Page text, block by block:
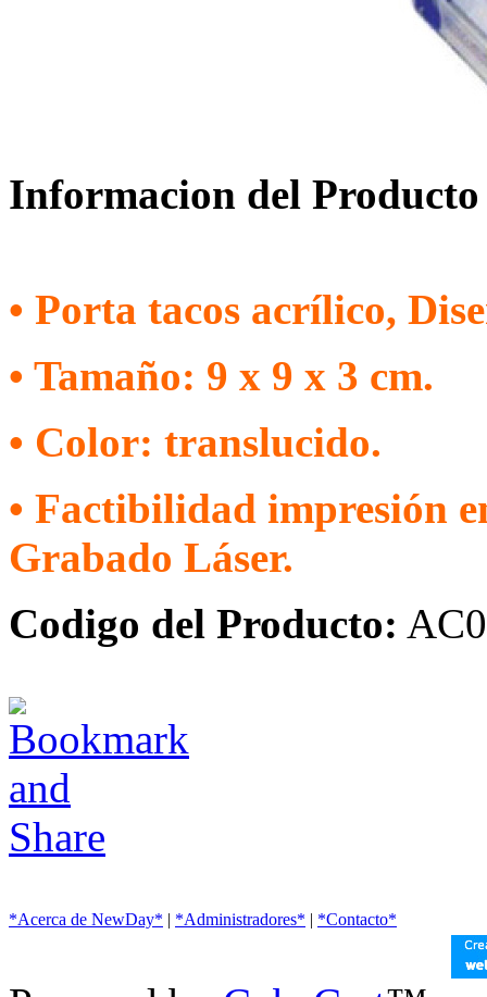
Informacion del Producto
• Porta tacos acrílico,
• Tamaño: 9 x 9 x 3 cm.
• Color: translucido.
• Factibilidad impresión
Grabado Láser.
Codigo del Producto:
*Acerca de NewDay* | *Administradores* | *Contacto*